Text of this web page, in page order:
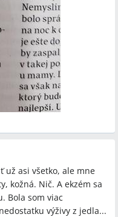
testy potravinovej
vera gel, koloidné
14, kortikoidy
Kramáre, Česká
už asi všetko, ale mne
kožná. Nič. A ekzém sa
Bola som viac
výživy z jedla...